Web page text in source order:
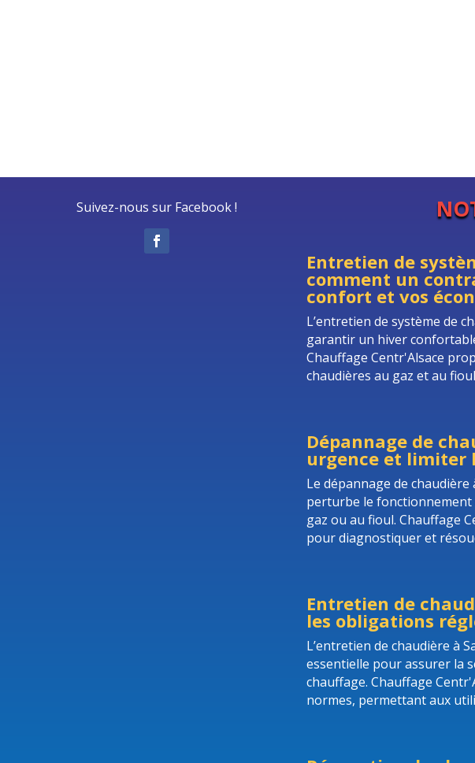
Suivez-nous sur Facebook !
Entretien de
comment un
confort et vos
L’entretien de système de
garantir un hiver
Chauffage Centr'Alsace
chaudières au gaz et au
Dépannage de
urgence et limiter
Le dépannage de
perturbe le fonctionnement
gaz ou au fioul. Chauffage
pour diagnostiquer et
Entretien de
les obligations
L’entretien de chaudière à
essentielle pour assurer la
chauffage. Chauffage
normes, permettant aux